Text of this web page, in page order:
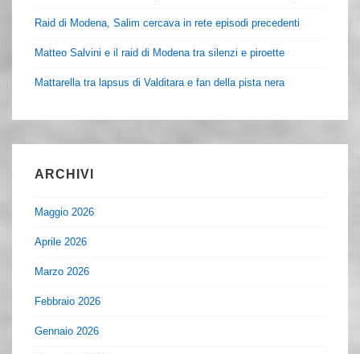
Raid di Modena, Salim cercava in rete episodi precedenti
Matteo Salvini e il raid di Modena tra silenzi e piroette
Mattarella tra lapsus di Valditara e fan della pista nera
ARCHIVI
Maggio 2026
Aprile 2026
Marzo 2026
Febbraio 2026
Gennaio 2026